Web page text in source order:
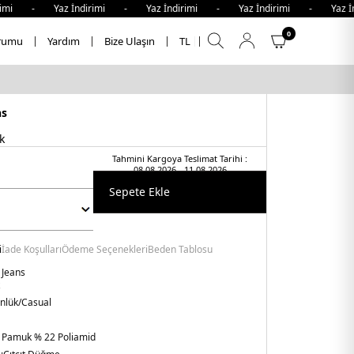
İndirimi - Yaz İndirimi - Yaz İndirimi -
Yardım Bize Ulaşın TL
0
Tahmini Kargoya Teslimat Tarihi :
08.08.2026 - 11.08.2026
Sepete Ekle
İade KoşullarıÖdeme SeçenekleriBeden Tablosu
Casual
% 22 Poliamid